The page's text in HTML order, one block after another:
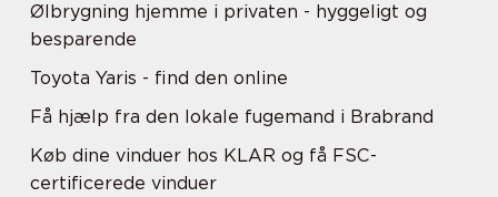
Ølbrygning hjemme i privaten - hyggeligt og
besparende
Toyota Yaris - find den online
Få hjælp fra den lokale fugemand i Brabrand
Køb dine vinduer hos KLAR og få FSC-
certificerede vinduer